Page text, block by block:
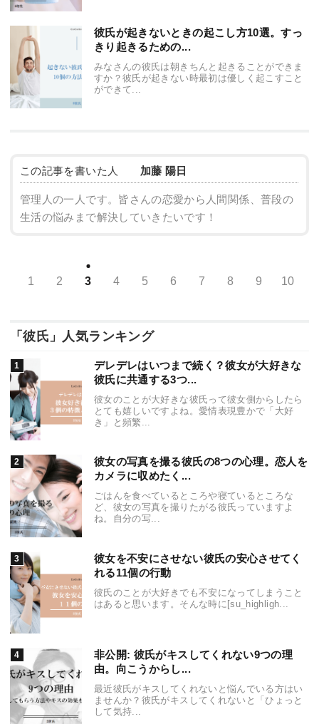
彼氏が起きないときの起こし方10選。すっ
きり起きるための...
みなさんの彼氏は朝きちんと起きることができま
すか？彼氏が起きない時最初は優しく起こすこと
ができて...
この記事を書いた人 加藤 陽日
管理人の一人です。皆さんの恋愛から人間関係、普段の
生活の悩みまで解決していきたいです！
1 2 3 4 5 6 7 8 9 10
「彼氏」人気ランキング
デレデレはいつまで続く？彼女が大好きな
彼氏に共通する3つ...
彼女のことが大好きな彼氏って彼女側からしたら
とても嬉しいですよね。愛情表現豊かで「大好
き」と頻繁...
彼女の写真を撮る彼氏の8つの心理。恋人を
カメラに収めたく...
ごはんを食べているところや寝ているところな
ど、彼女の写真を撮りたがる彼氏っていますよ
ね。自分の写...
彼女を不安にさせない彼氏の安心させてく
れる11個の行動
彼氏のことが大好きでも不安になってしまうこと
はあると思います。そんな時に[su_highligh...
非公開: 彼氏がキスしてくれない9つの理
由。向こうからし...
最近彼氏がキスしてくれないと悩んでいる方はい
ませんか？彼氏がキスしてくれないと「ひょっと
して気持...